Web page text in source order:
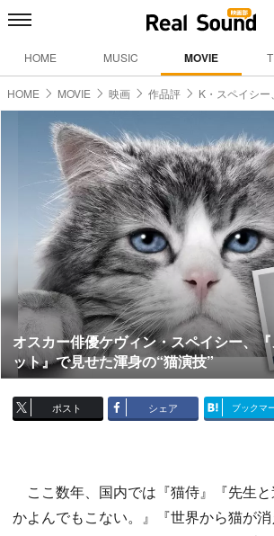
HOME MUSIC MOVIE
HOME MOVIE 映画 作品評 K・スペイシー
オスカー俳優ケヴィン・スペイシー、
ット』で見せた渾身の“猫演技”
ポスト シェア ブックマ
ここ数年、国内では『猫侍』『先生
かよんでもこない。』『世界から猫が